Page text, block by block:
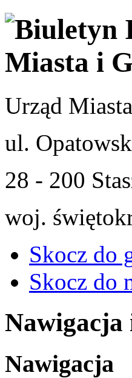
Urząd
ul.
28 - 200
woj.
Skocz do
Skocz do
Nawigacja
Nawigacja